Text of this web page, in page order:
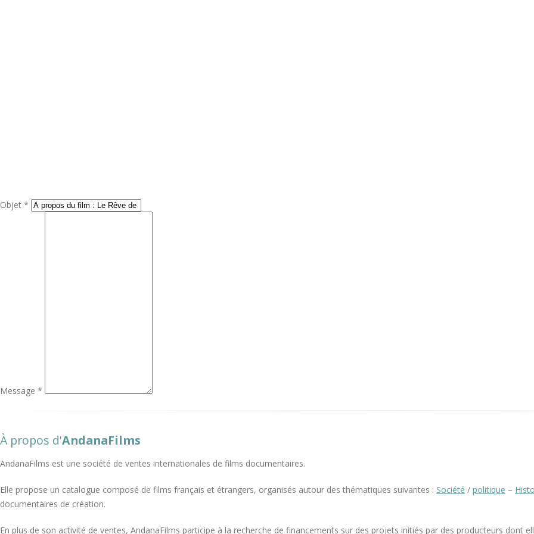
Objet *
Message *
À propos d'AndanaFilms
AndanaFilms est une société de ventes internationales de films documentaires.
Elle propose un catalogue composé de films français et étrangers, organisés autour des thématiques suivantes : Société / politique –
documentaires de création.
En plus de son activité de ventes, AndanaFilms participe à la recherche de financements sur des projets initiés par des producteurs dont